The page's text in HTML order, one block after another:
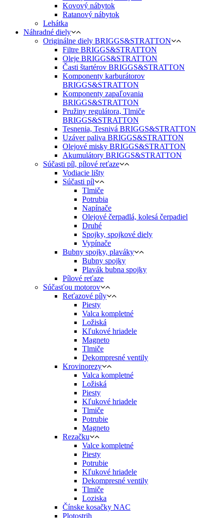
Kovový nábytok
Ratanový nábytok
Lehátka
Náhradné diely
Originálne diely BRIGGS&STRATTON
Filtre BRIGGS&STRATTON
Oleje BRIGGS&STRATTON
Časti štartérov BRIGGS&STRATTON
Komponenty karburátorov
BRIGGS&STRATTON
Komponenty zapaľovania
BRIGGS&STRATTON
Pružiny regulátora, Tlmiče
BRIGGS&STRATTON
Tesnenia, Tesnivá BRIGGS&STRATTON
Uzáver paliva BRIGGS&STRATTON
Olejové misky BRIGGS&STRATTON
Akumulátory BRIGGS&STRATTON
Súčasti píl, pílové reťaze
Vodiacie lišty
Súčasti píl
Tlmiče
Potrubia
Napínače
Olejové čerpadlá, kolesá čerpadiel
Druhé
Spojky, spojkové diely
Vypínače
Bubny spojky, plaváky
Bubny spojky
Plavák bubna spojky
Pílové reťaze
Súčasťou motorov
Reťazové píly
Piesty
Valca kompletné
Ložiská
Kľukové hriadele
Magneto
Tlmiče
Dekompresné ventily
Krovinorezy
Valca kompletné
Ložiská
Piesty
Kľukové hriadele
Tlmiče
Potrubie
Magneto
Rezačku
Valce kompletné
Piesty
Potrubie
Kľukové hriadele
Dekompresné ventily
Tlmiče
Loziska
Čínske kosačky NAC
Plotostrih